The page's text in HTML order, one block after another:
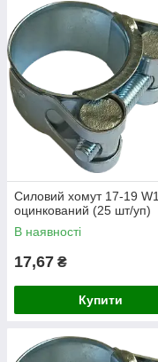
Силовий хомут 17-19 W1
оцинкований (25 шт/уп)
В наявності
17,67 ₴
Купити